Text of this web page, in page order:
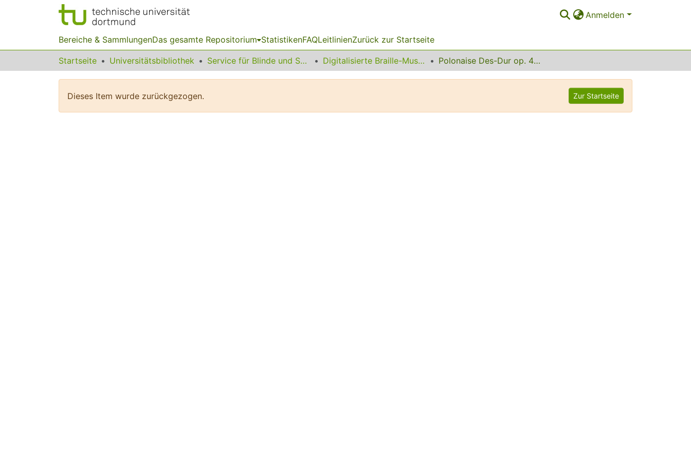
Anmelden
Bereiche & SammlungenDas gesamte Repositorium StatistikenFAQLeitlinienZurück zur Startseite
Startseite Universitätsbibliothek Service für Blinde und Sehbehinderte Digitalisierte Braille-Musik-Matrizen des VzfB Polonaise Des-Dur op. 45 Nr. 1
Dieses Item wurde zurückgezogen. Zur Startseite